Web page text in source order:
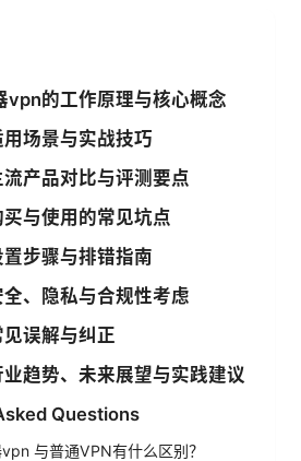
vpn的工作原理与核心概念
场景与实战技巧
产品对比与评测要点
与使用的常见坑点
步骤与排错指南
、隐私与合规性考虑
误解与纠正
趋势、未来展望与实践建议
Questions
与普通VPN有什么区别？